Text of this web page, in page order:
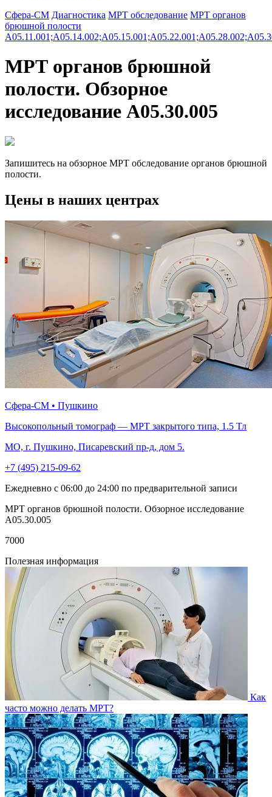
Сфера-СМ Диагностика МРТ обследование МРТ органов
брюшной полости
МРТ органов брюшной
полости. Обзорное
исследование A05.30.005
Запишитесь на обзорное МРТ обследование органов брюшной
полости.
Цены в наших центрах
Сфера-СМ • Пушкино
Высокопольный томограф — МРТ закрытого типа, 1.5 Тл
МО, г. Пушкино, Писаревский пр-д, дом 5.
+7 (495) 215-09-62
Ежедневно с 06:00 до 24:00 по предварительной записи
МРТ органов брюшной полости. Обзорное исследование
A05.30.005
7000
Полезная информация
Как
часто можно делать МРТ?